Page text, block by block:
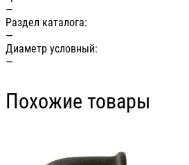
—
Раздел каталога:
—
Диаметр условный:
—
Похожие товары